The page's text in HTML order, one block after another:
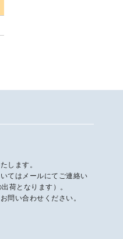
します。
てはメールにてご連絡い
荷となります）。
問い合わせください。